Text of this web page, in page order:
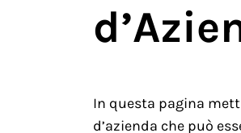
In questa pagina
d’azienda che può